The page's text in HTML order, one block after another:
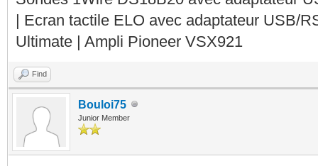
| Ecran tactile ELO avec adaptateur USB/
Ultimate | Ampli Pioneer VSX921
Find
Bouloi75
Junior Member